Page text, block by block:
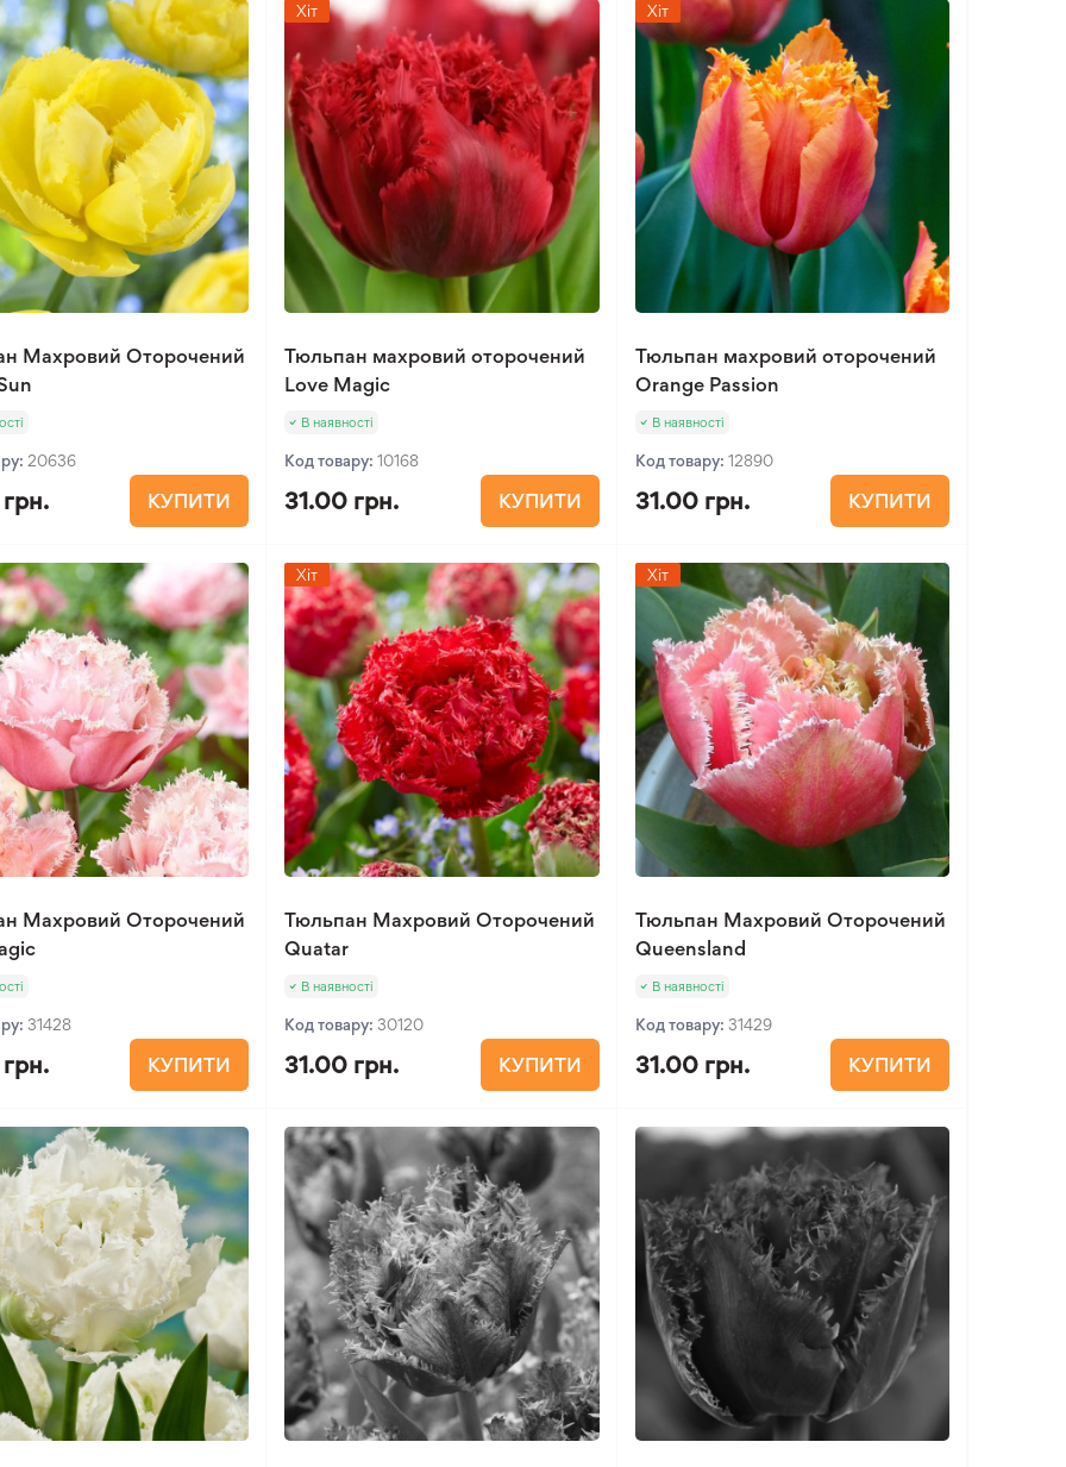
Махровий Оторочений
20636
КУПИТИ
Хіт
Тюльпан махровий оторочений
Love Magic
В наявності
Код товару:10168
31.00 грн. КУПИТИ
Хіт
Тюльпан махровий оторочений
Orange Passion
В наявності
Код товару: 12890
31.00 грн. КУПИТИ
Махровий Оторочений
31428
КУПИТИ
Хіт
Тюльпан Махровий Оторочений
Quatar
В наявності
Код товару:30120
31.00 грн. КУПИТИ
Хіт
Тюльпан Махровий Оторочений
Queensland
В наявності
Код товару: 31429
31.00 грн. КУПИТИ